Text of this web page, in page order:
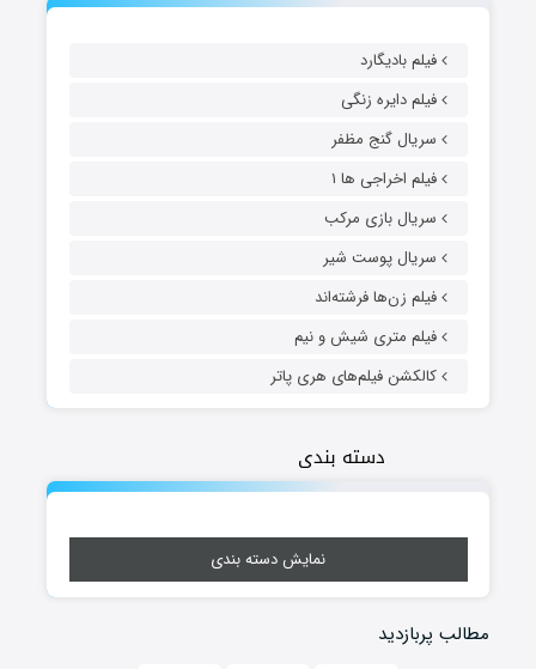
فیلم بادیگارد
فیلم دایره زنگی
سریال گنج مظفر
فیلم اخراجی ها ۱
سریال بازی مرکب
سریال پوست شیر
فیلم زن‌ها فرشته‌اند
فیلم متری شیش و نیم
کالکشن فیلم‌های هری پاتر
دسته بندی
نمایش دسته بندی
مطالب پربازدید